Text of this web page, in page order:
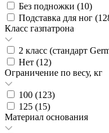
Без подножки (10)
Подставка для ног (
Класс газпатрона
2 класс (стандарт
Нет (12)
Ограничение по весу, кг
100 (123)
125 (15)
Материал основания